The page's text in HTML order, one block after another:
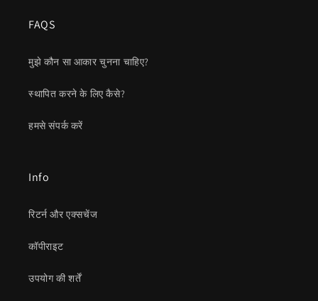
FAQS
मुझे कौन सा आकार चुनना चाहिए?
स्थापित करने के लिए कैसे?
हमसे संपर्क करें
Info
रिटर्न और एक्सचेंज
कॉपीराइट
उपयोग की शर्तें